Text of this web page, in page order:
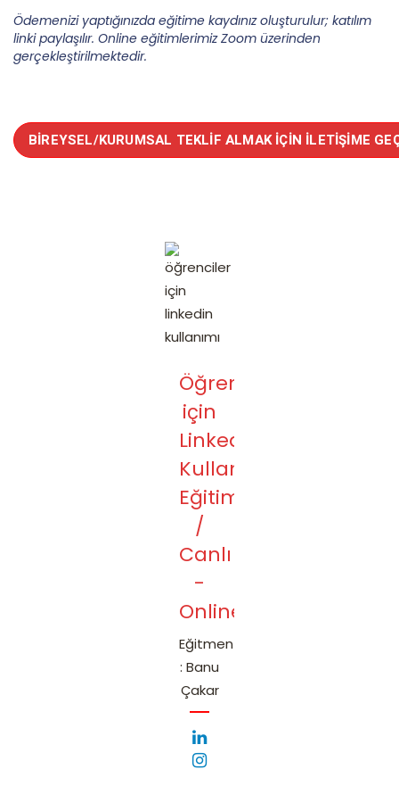
Ödemenizi yaptığınızda eğitime kaydınız oluşturulur; katılım
linki paylaşılır. Online eğitimlerimiz Zoom üzerinden
gerçekleştirilmektedir.
BIREYSEL/KURUMSAL TEKLIF ALMAK İÇIN İLETIŞIME
Öğrenciler
için
LinkedIn
Kullanımı
Eğitimi
/
Canlı
-
Online
Eğitmen
: Banu
Çakar